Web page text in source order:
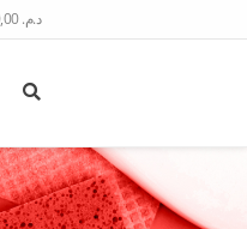
د.م.0,00